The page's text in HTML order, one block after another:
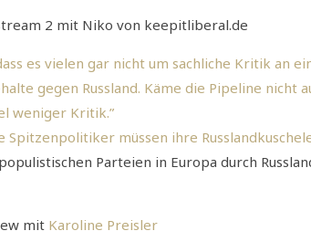
2 mit Niko von keepitliberal.de
es vielen gar nicht um sachliche Kritik an
gegen Russland. Käme die Pipeline nicht
weniger Kritik.”
Spitzenpolitiker müssen ihre
Parteien in Europa durch
mit Karoline Preisler